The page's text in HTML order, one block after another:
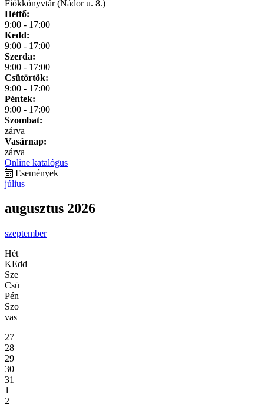
Fiókkönyvtár (Nádor u. 8.)
Hétfő:
9:00 - 17:00
Kedd:
9:00 - 17:00
Szerda:
9:00 - 17:00
Csütörtök:
9:00 - 17:00
Péntek:
9:00 - 17:00
Szombat:
zárva
Vasárnap:
zárva
Online katalógus
Események
július
augusztus 2026
szeptember
Hét
KEdd
Sze
Csü
Pén
Szo
vas
27
28
29
30
31
1
2